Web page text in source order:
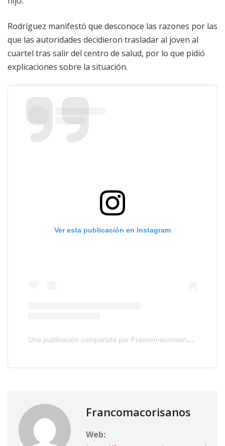
Rodríguez manifestó que desconoce las razones por las
que las autoridades decidieron trasladar al joven al
cuartel tras salir del centro de salud, por lo que pidió
explicaciones sobre la situación.
Ver esta publicación en Instagram
Una publicación compartida por Francomacorisanos.com (@francomacorisanos)
Francomacorisanos
Web: